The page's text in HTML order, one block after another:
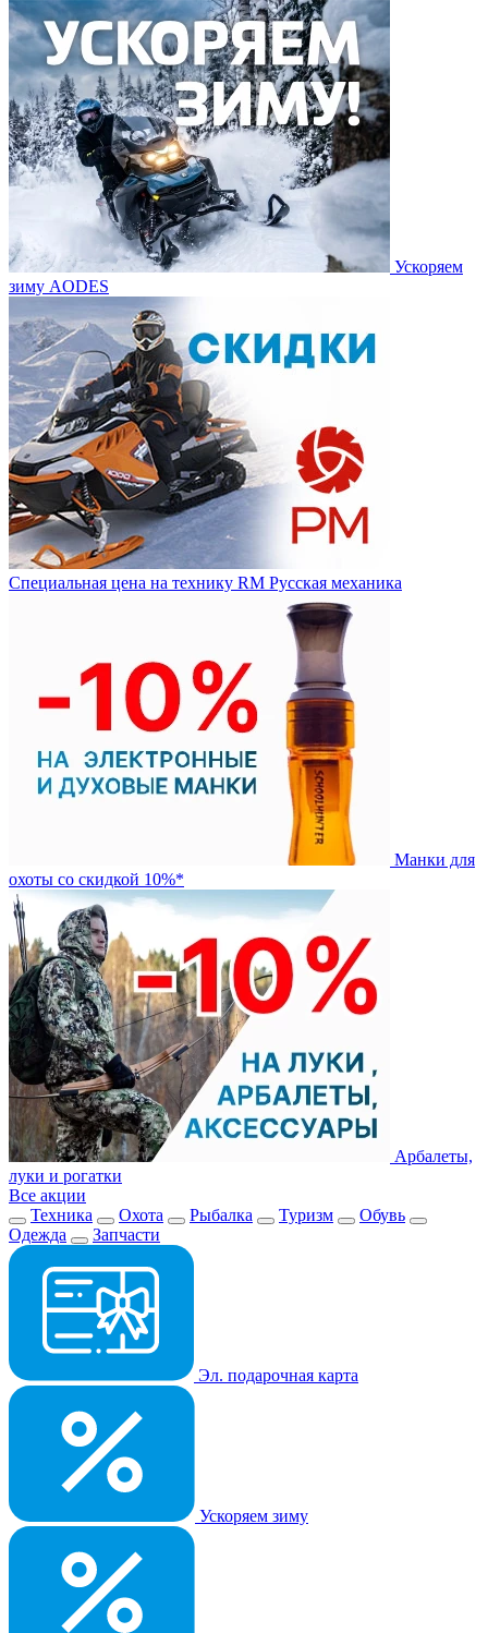
Ускоряем
зиму AODES
Специальная цена на технику RM Русская механика
Манки для
охоты со скидкой 10%*
Арбалеты,
луки и рогатки
Все акции
Техника
Охота Рыбалка Туризм
Обувь
Одежда
Запчасти
Эл. подарочная карта
Ускоряем зиму